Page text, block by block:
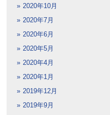
2020年10月
2020年7月
2020年6月
2020年5月
2020年4月
2020年1月
2019年12月
2019年9月